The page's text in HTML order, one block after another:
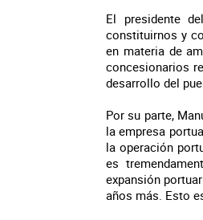
El presidente
constituirnos y
en materia de
concesionarios
desarrollo del
Por su parte,
la empresa
la operación
es
expansión
años más. Esto